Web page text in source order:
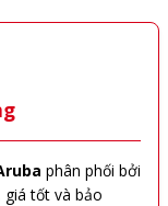
phân phối bởi
giá tốt và bảo